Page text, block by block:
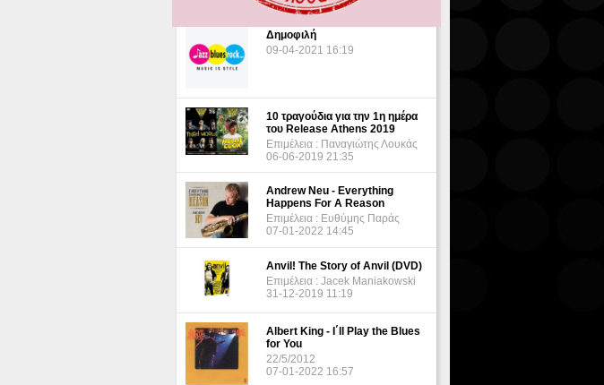
Δημοφιλή
09-04-2021 16:19
10 τραγούδια για την 1η ημέρα
του Release Athens 2019
Επιμέλεια : Παναγιώτης Λουκάς
06-06-2019 21:35
Andrew Neu - Everything
Happens For A Reason
Επιμέλεια : Ευθύμης Παράς
07-01-2022 14:45
Anvil! The Story of Anvil (DVD)
Επιμέλεια : Jacek Maniakowski
31-12-2019 11:19
Albert King - I΄ll Play the Blues
for You
22/5/2012
07-01-2022 16:57